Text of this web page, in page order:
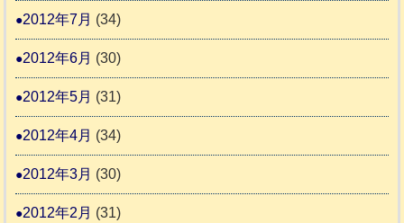
2012年7月 (34)
2012年6月 (30)
2012年5月 (31)
2012年4月 (34)
2012年3月 (30)
2012年2月 (31)